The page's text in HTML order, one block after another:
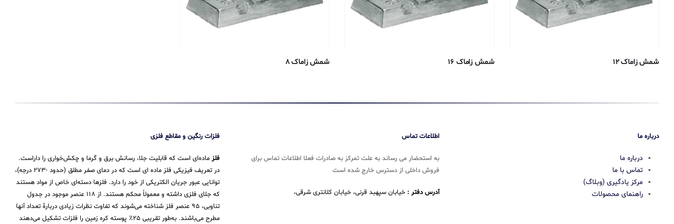
شمش زاماک ۱۲ شمش زاماک ۱۶ شمش زاماک ۸
درباره ما
درباره ما
تماس با ما
مرکز یادگیری (وبلاگ)
راهنمای محصولات
اطلاعات تماس
به استحضار می رساند به علت تمرکز به صادرات فعلا اطلاعات تماس برای
فروش داخلی از دسترس خارج شده است
آدرس دفتر : خیابان سپهبد قرنی، خیابان کلانتری شرقی،
فلزات رنگین و مقاطع فلزی
فلز ماده‌ای است که قابلیت جلا، رسانش برق و گرما و چکش‌خواری را داراست.
در تعریف فیزیکی فلز ماده ای است که در دمای صفر مطلق (حدود -۲۷۳ درجه)،
توانایی عبور جریان الکتریکی از خود را دارد. فلزها دسته‌ای خاص از مواد هستند
که جلای فلزی داشته و معمولاً محکم هستند. از ۱۱۸ عنصر موجود در جدول
تناوبی، ۹۵ عنصر فلز شناخته می‌شوند که تفاوت نظرات زیادی دربارهٔ تعداد آنها
مطرح می‌باشند. به‌طور تقریبی ۲۵٪ پوسته کره زمین را فلزات تشکیل می‌دهند